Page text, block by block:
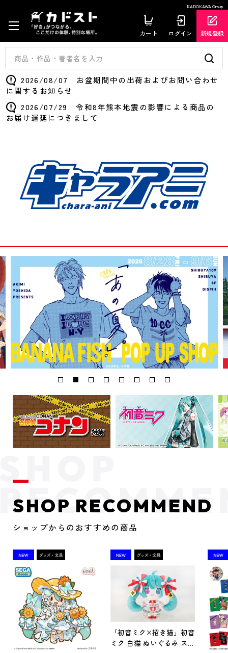
KADOKAWA Group
カート ログイン 新規登録
2026/08/07 お盆期間中の出荷およびお問い合わせ
に関するお知らせ
2026/07/29 令和8年熊本地震の影響による商品の
お届け遅延につきまして
SHOP RECOMMEND
ショップからのおすすめの商品
「初音ミク×招き猫」初音
ミク 白猫 ぬいぐるみ スタ